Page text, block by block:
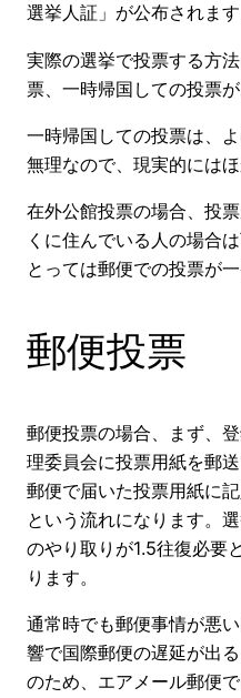
選挙人証」が公布されます
実際の選挙で投票する方
票、一時帰国しての投票が
一時帰国しての投票は、
無理なので、現実的には
在外公館投票の場合、投
くに住んでいる人の場合
とっては郵便での投票が一
郵便投票
郵便投票の場合、まず、
理委員会に投票用紙を郵
郵便で届いた投票用紙に
という流れになります。
のやり取りが1.5往復必要
ります。
通常時でも郵便事情が悪
響で国際郵便の遅延が出
のため、エアメール郵便